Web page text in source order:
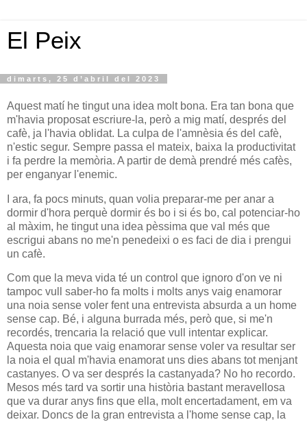
El Peix
dimarts, 25 d’abril del 2023
Aquest matí he tingut una idea molt bona. Era tan bona que
m'havia proposat escriure-la, però a mig matí, després del
cafè, ja l'havia oblidat. La culpa de l'amnèsia és del cafè,
n'estic segur. Sempre passa el mateix, baixa la productivitat
i fa perdre la memòria. A partir de demà prendré més cafès,
per enganyar l'enemic.
I ara, fa pocs minuts, quan volia preparar-me per anar a
dormir d'hora perquè dormir és bo i si és bo, cal potenciar-ho
al màxim, he tingut una idea pèssima que val més que
escrigui abans no me'n penedeixi o es faci de dia i prengui
un cafè.
Com que la meva vida té un control que ignoro d'on ve ni
tampoc vull saber-ho fa molts i molts anys vaig enamorar
una noia sense voler fent una entrevista absurda a un home
sense cap. Bé, i alguna burrada més, però que, si me'n
recordés, trencaria la relació que vull intentar explicar.
Aquesta noia que vaig enamorar sense voler va resultar ser
la noia el qual m'havia enamorat uns dies abans tot menjant
castanyes. O va ser després la castanyada? No ho recordo.
Mesos més tard va sortir una història bastant meravellosa
que va durar anys fins que ella, molt encertadament, em va
deixar. Doncs de la gran entrevista a l'home sense cap, la